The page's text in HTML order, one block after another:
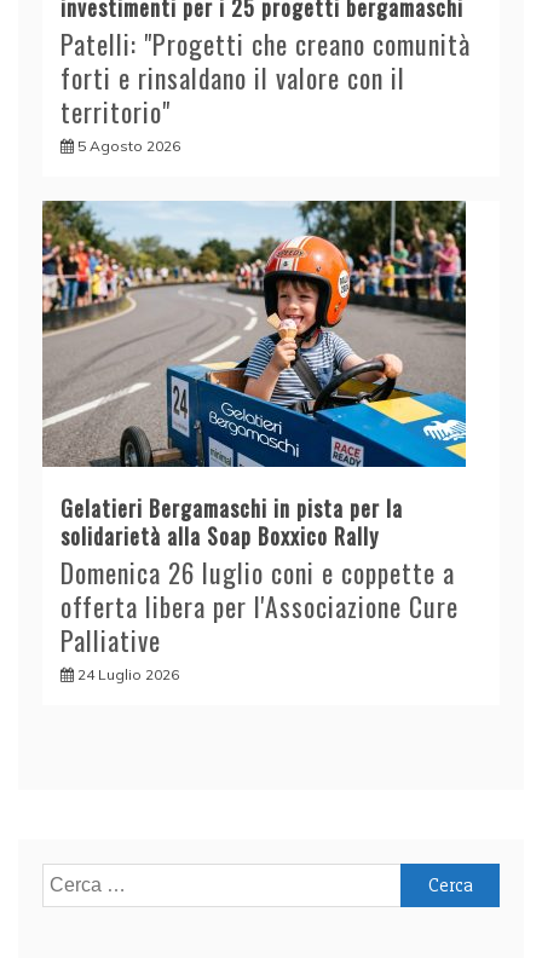
investimenti per i 25 progetti bergamaschi
Patelli: "Progetti che creano comunità
forti e rinsaldano il valore con il
territorio"
5 Agosto 2026
Gelatieri Bergamaschi in pista per la
solidarietà alla Soap Boxxico Rally
Domenica 26 luglio coni e coppette a
offerta libera per l'Associazione Cure
Palliative
24 Luglio 2026
Ricerca
per: